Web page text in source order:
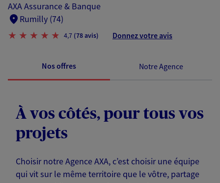
AXA Assurance & Banque
Rumilly (74)
4,7 (78 avis) Donnez votre avis
Nos offres Notre Agence
À vos côtés, pour tous vos
projets
Choisir notre Agence AXA, c’est choisir une équipe
qui vit sur le même territoire que le vôtre, partage